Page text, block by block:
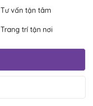
Tư vấn tận tâm
Trang trí tận nơi